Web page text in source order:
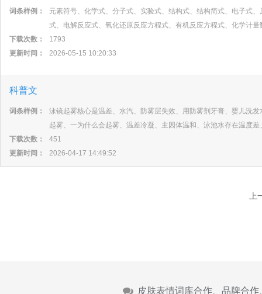
词条样例：
元素符号、化学式、分子式、实验式、结构式、结构简式、电子式
式、电解反应式、氧化还原反应方程式、有机反应方程式、化学计
下载次数：
1793
更新时间：
2026-05-15 10:20:33
科普文
词条样例：
泳镜起雾核心是温差、水汽、防雾层失效、用防雾剂牙膏、婴儿洗
起雾、一为什么会起雾、温差冷凝、主因体温和、泳池水存在温度
下载次数：
451
更新时间：
2026-04-17 14:49:52
上
皮肤表情词库合作、品牌合